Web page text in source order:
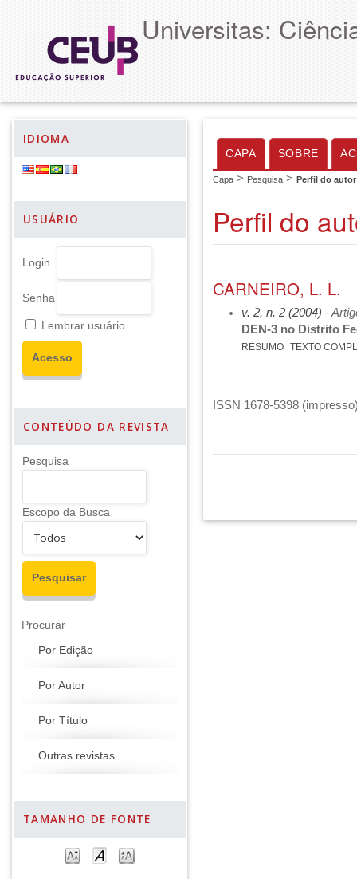
Universitas:
IDIOMA
USUÁRIO
Login
Senha
Lembrar usuário
CONTEÚDO DA REVISTA
Pesquisa
Escopo da Busca
Procurar
Por Edição
Por Autor
Por Título
Outras revistas
TAMANHO DE FONTE
CAPA SOBRE
Capa > Pesquisa > Perfil do autor
Perfil do
CARNEIRO, L. L.
v. 2, n. 2 (2004) -
DEN-3 no Distrito
RESUMO TEXTO
ISSN 1678-5398